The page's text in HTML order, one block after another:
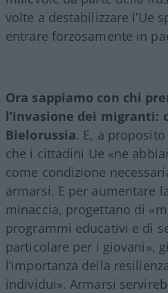
volte a destabilizzare l’Ue
entrare forzosamente in
Ora sappiamo con chi
l’invasione dei migranti:
Bielorussia. E, a
che i cittadini Ue «ne
come condizione
armarsi. E per aumentare
minaccia, progettano di
programmi educativi e di
particolare per i giovani»,
l’importanza della
individui». Armarsi